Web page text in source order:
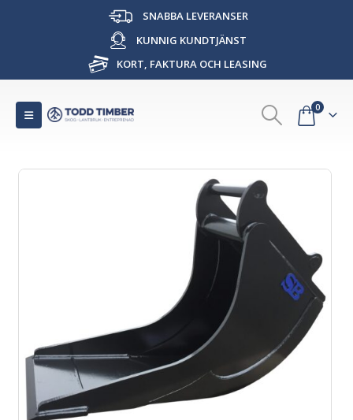
SNABBA LEVERANSER
KUNNIG KUNDTJÄNST
KORT, FAKTURA OCH LEASING
0